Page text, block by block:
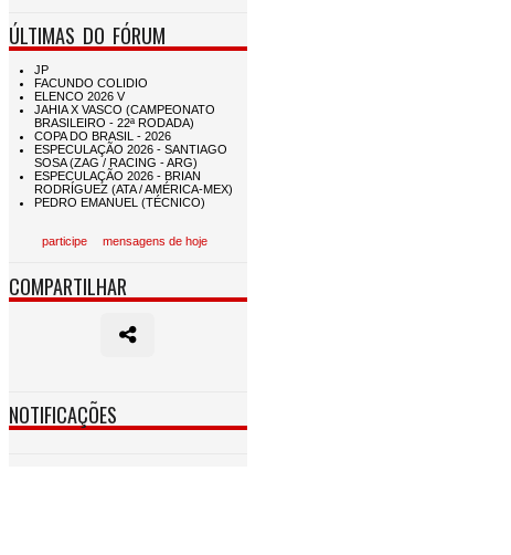
ÚLTIMAS DO FÓRUM
participe mensagens de hoje
COMPARTILHAR
NOTIFICAÇÕES